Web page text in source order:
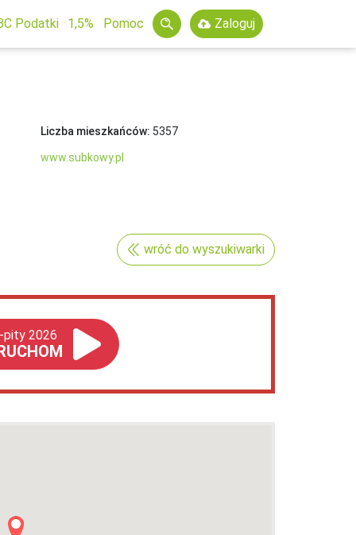
Podatki 1,5% Pomoc Zaloguj
Liczba mieszkańców: 5357
www.subkowy.pl
wróć do wyszukiwarki
pity 2026